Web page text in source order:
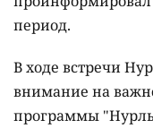
период.
В ходе встречи
внимание на
программы